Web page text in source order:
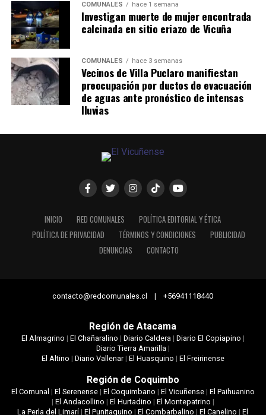
COMUNALES hace 1 semana
Investigan muerte de mujer encontrada
calcinada en sitio eriazo de Vicuña
COMUNALES hace 3 semanas
Vecinos de Villa Puclaro manifiestan
preocupación por ductos de evacuación
de aguas ante pronóstico de intensas
lluvias
INICIO RED COMUNALES
POLÍTICA EDITORIAL Y ÉTICA
POLÍTICA DE PRIVACIDAD
TÉRMINOS Y CONDICIONES
PUBLICIDAD
DENUNCIAS
CONTACTO
contacto@redcomunales.cl | +56941118440
Región de Atacama
El Almagrino | El Chañaralino | Diario Caldera| Diario El Copiapino |
Diario Tierra Amarilla|
El Altino | Diario Vallenar| El Huasquino | El Freirinense
Región de Coquimbo
El Comunal | El Serenense| El Coquimbano | El Vicuñense| El Paihuanino
| El Andacollino | El Hurtadino | El Montepatrino |
La Perla del Limarí|El Punitaquino |El Combarbalino |El Canelino |El